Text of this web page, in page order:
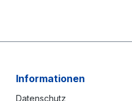
Informationen
Datenschutz